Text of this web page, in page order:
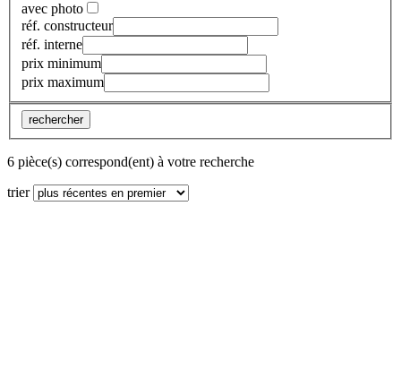
avec photo
réf. constructeur
réf. interne
prix minimum
prix maximum
rechercher
6 pièce(s) correspond(ent) à votre recherche
trier